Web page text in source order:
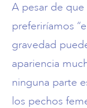
A pesar de
preferiríamos
gravedad
apariencia
ninguna parte
los pechos